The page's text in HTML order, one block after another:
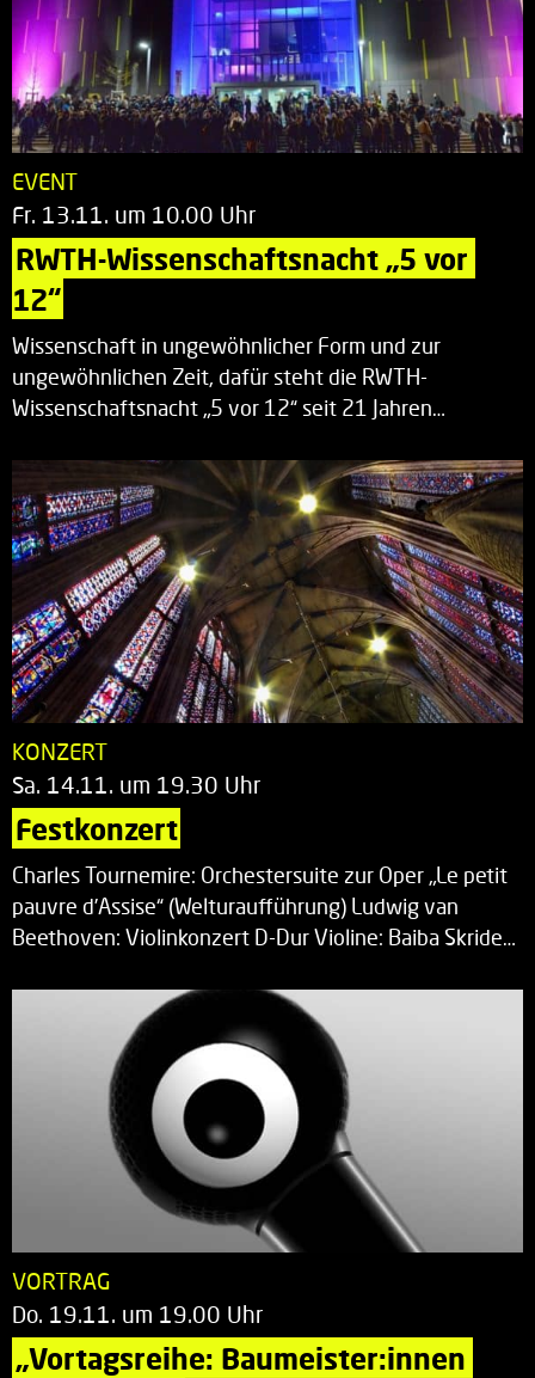
EVENT
Fr. 13.11. um 10.00 Uhr
RWTH-Wissenschaftsnacht „5 vor
12“
Wissenschaft in ungewöhnlicher Form und zur
ungewöhnlichen Zeit, dafür steht die RWTH-
Wissenschaftsnacht „5 vor 12“ seit 21 Jahren…
KONZERT
Sa. 14.11. um 19.30 Uhr
Festkonzert
Charles Tournemire: Orchestersuite zur Oper „Le petit
pauvre d’Assise“ (Welturaufführung) Ludwig van
Beethoven: Violinkonzert D-Dur Violine: Baiba Skride…
VORTRAG
Do. 19.11. um 19.00 Uhr
„Vortagsreihe: Baumeister:innen